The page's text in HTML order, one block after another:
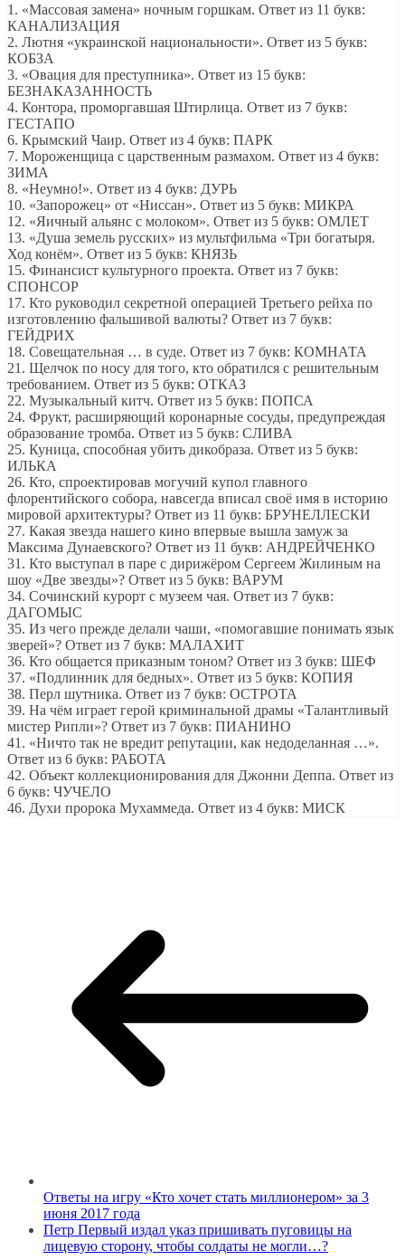
1. «Массовая замена» ночным горшкам. Ответ из 11 букв:
КАНАЛИЗАЦИЯ
2. Лютня «украинской национальности». Ответ из 5 букв:
КОБЗА
3. «Овация для преступника». Ответ из 15 букв:
БЕЗНАКАЗАННОСТЬ
4. Контора, проморгавшая Штирлица. Ответ из 7 букв:
ГЕСТАПО
6. Крымский Чаир. Ответ из 4 букв: ПАРК
7. Мороженщица с царственным размахом. Ответ из 4 букв:
ЗИМА
8. «Неумно!». Ответ из 4 букв: ДУРЬ
10. «Запорожец» от «Ниссан». Ответ из 5 букв: МИКРА
12. «Яичный альянс с молоком». Ответ из 5 букв: ОМЛЕТ
13. «Душа земель русских» из мультфильма «Три богатыря.
Ход конём». Ответ из 5 букв: КНЯЗЬ
15. Финансист культурного проекта. Ответ из 7 букв:
СПОНСОР
17. Кто руководил секретной операцией Третьего рейха по
изготовлению фальшивой валюты? Ответ из 7 букв:
ГЕЙДРИХ
18. Совещательная … в суде. Ответ из 7 букв: КОМНАТА
21. Щелчок по носу для того, кто обратился с решительным
требованием. Ответ из 5 букв: ОТКАЗ
22. Музыкальный китч. Ответ из 5 букв: ПОПСА
24. Фрукт, расширяющий коронарные сосуды, предупреждая
образование тромба. Ответ из 5 букв: СЛИВА
25. Куница, способная убить дикобраза. Ответ из 5 букв:
ИЛЬКА
26. Кто, спроектировав могучий купол главного
флорентийского собора, навсегда вписал своё имя в историю
мировой архитектуры? Ответ из 11 букв: БРУНЕЛЛЕСКИ
27. Какая звезда нашего кино впервые вышла замуж за
Максима Дунаевского? Ответ из 11 букв: АНДРЕЙЧЕНКО
31. Кто выступал в паре с дирижёром Сергеем Жилиным на
шоу «Две звезды»? Ответ из 5 букв: ВАРУМ
34. Сочинский курорт с музеем чая. Ответ из 7 букв:
ДАГОМЫС
35. Из чего прежде делали чаши, «помогавшие понимать язык
зверей»? Ответ из 7 букв: МАЛАХИТ
36. Кто общается приказным тоном? Ответ из 3 букв: ШЕФ
37. «Подлинник для бедных». Ответ из 5 букв: КОПИЯ
38. Перл шутника. Ответ из 7 букв: ОСТРОТА
39. На чём играет герой криминальной драмы «Талантливый
мистер Рипли»? Ответ из 7 букв: ПИАНИНО
41. «Ничто так не вредит репутации, как недоделанная …».
Ответ из 6 букв: РАБОТА
42. Объект коллекционирования для Джонни Деппа. Ответ из
6 букв: ЧУЧЕЛО
46. Духи пророка Мухаммеда. Ответ из 4 букв: МИСК
Ответы на игру «Кто хочет стать миллионером» за 3
июня 2017 года
Петр Первый издал указ пришивать пуговицы на
лицевую сторону, чтобы солдаты не могли…?